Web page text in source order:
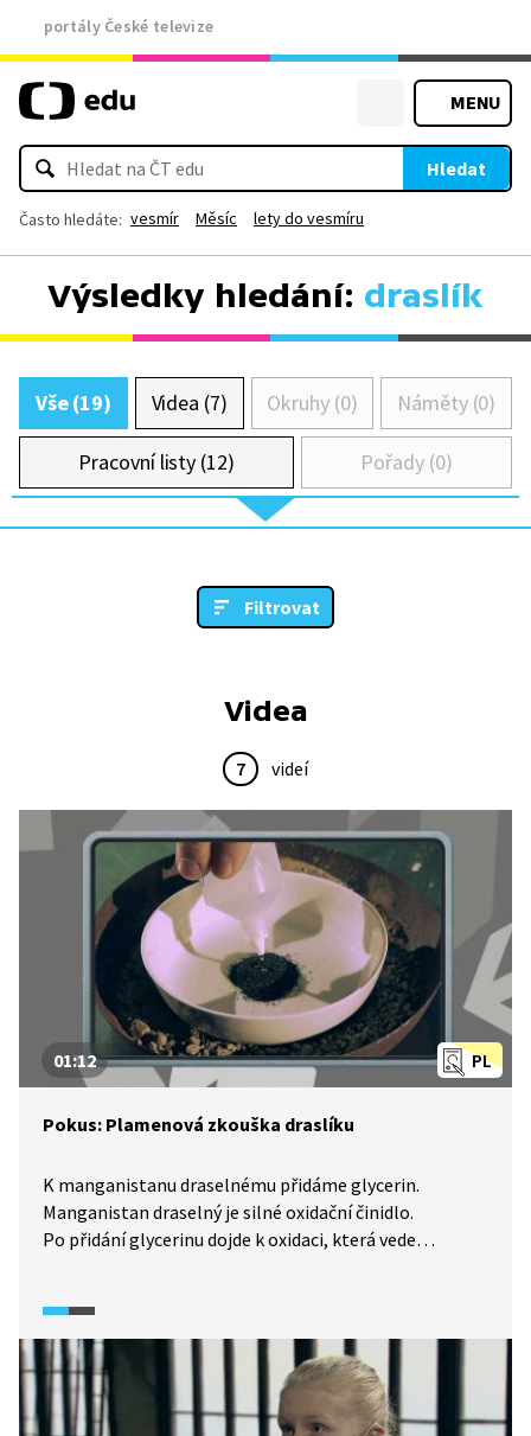
portály České televize
MENU
Hledat
Často hledáte: vesmír Měsíc lety do vesmíru
Výsledky hledání: draslík
Vše (19) Videa (7) Okruhy (0) Náměty (0)
Pracovní listy (12) Pořady (0)
Filtrovat
Videa
7 videí
PL
01:12
Pokus: Plamenová zkouška draslíku
K manganistanu draselnému přidáme glycerin.
Manganistan draselný je silné oxidační činidlo.
Po přidání glycerinu dojde k oxidaci, která vede